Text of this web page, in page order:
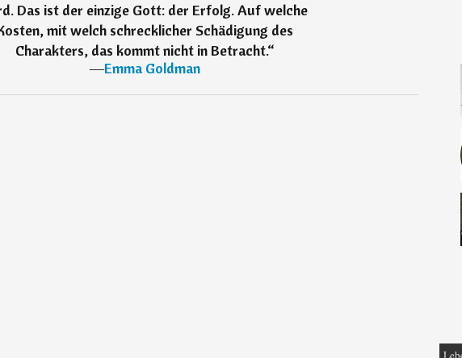
Das ist der einzige Gott: der Erfolg. Auf welche
mit welch schrecklicher Schädigung des
Charakters, das kommt nicht in Betracht.“
―Emma Goldman